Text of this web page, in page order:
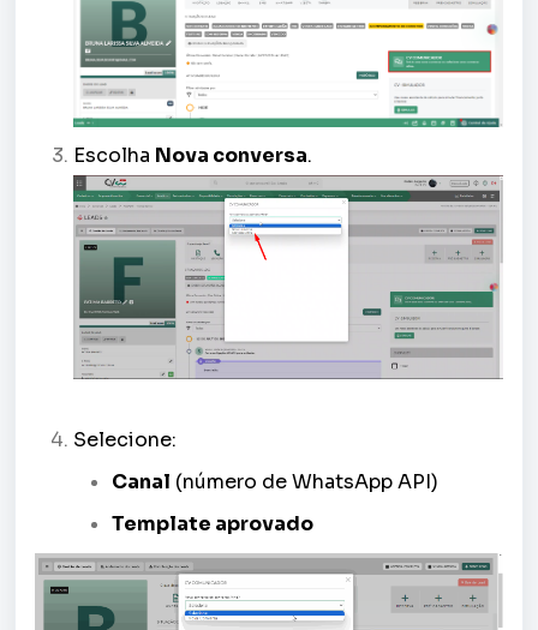
Escolha Nova conversa.
Selecione:
Canal (número de WhatsApp API)
Template aprovado